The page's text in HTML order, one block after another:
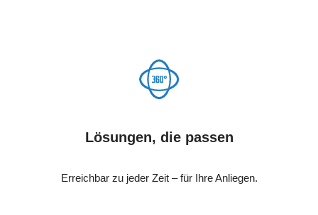
Lösungen, die passen
Erreichbar zu jeder Zeit – für Ihre Anliegen.